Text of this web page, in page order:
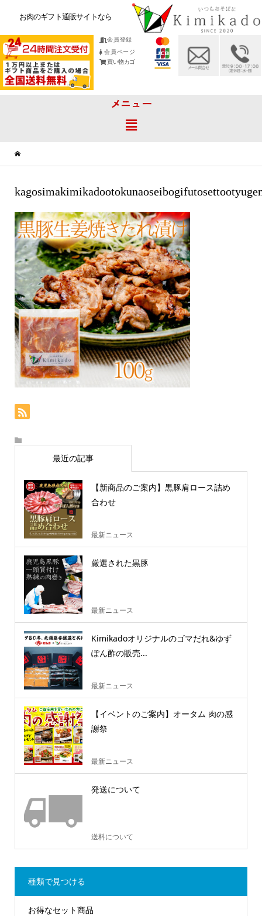
お肉のギフト通販サイトなら
会員登録
会員ページ
買い物カゴ
メニュー
最近の記事
【新商品のご案内】黒豚肩ロース詰め
合わせ
最新ニュース
厳選された黒豚
最新ニュース
Kimikadoオリジナルのゴマだれ&ゆず
ぽん酢の販売...
最新ニュース
【イベントのご案内】オータム 肉の感
謝祭
最新ニュース
発送について
送料について
種類で見つける
お得なセット商品